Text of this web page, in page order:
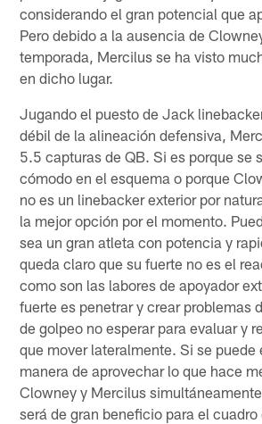
considerando el gran potencial que
Pero debido a la ausencia de
temporada, Mercilus se ha visto
en dicho lugar.
Jugando el puesto de Jack
débil de la alineación defensiva,
5.5 capturas de QB. Si es porque se
cómodo en el esquema o porque
no es un linebacker exterior por
la mejor opción por el momento.
sea un gran atleta con potencia y
queda claro que su fuerte no es el
como son las labores de apoyador
fuerte es penetrar y crear problemas
de golpeo no esperar para evaluar y
que mover lateralmente. Si se puede
manera de aprovechar lo que hace
Clowney y Mercilus
será de gran beneficio para el cuadro